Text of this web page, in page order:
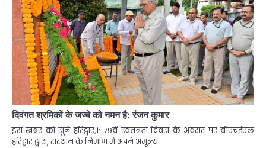
दिवंगत श्रमिकों के जज्बे को नमन है: रंजन कुमार
इस ख़बर को सुने हरिद्वार,।: 79वें स्वतंत्रता दिवस के अवसर पर बीएचईएल
हरिद्वार द्वारा, संस्थान के निर्माण में अपने अमूल्य…